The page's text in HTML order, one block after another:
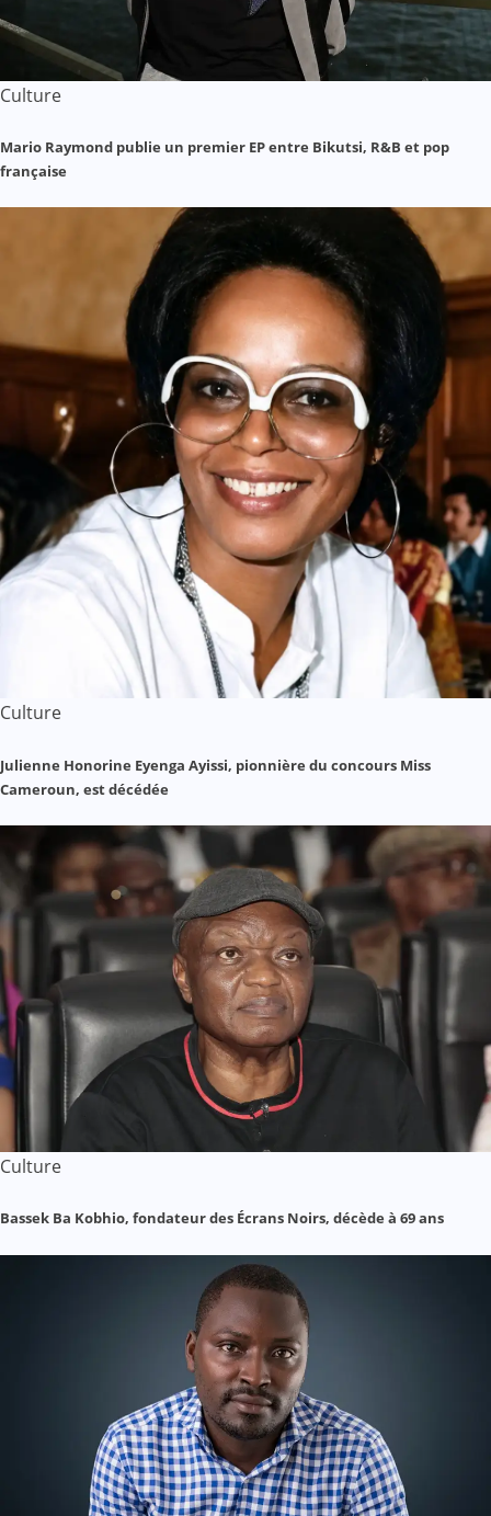
Culture
Mario Raymond publie un premier EP entre Bikutsi, R&B et pop
française
Culture
Julienne Honorine Eyenga Ayissi, pionnière du concours Miss
Cameroun, est décédée
Culture
Bassek Ba Kobhio, fondateur des Écrans Noirs, décède à 69 ans